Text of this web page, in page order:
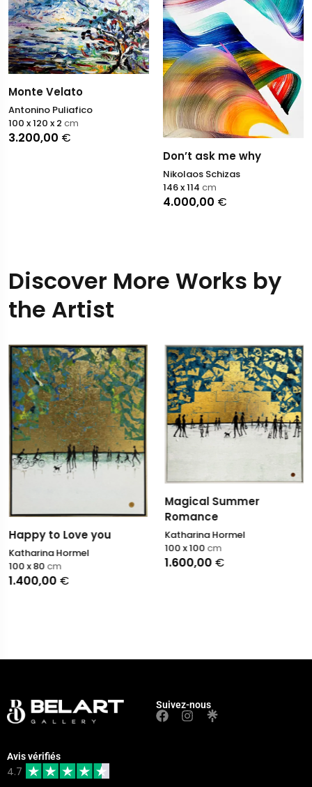
Monte Velato
Antonino Puliafico
3.200,00 €
100 x 120 x 2 cm
Don’t ask me why
Nikolaos Schizas
4.000,00 €
146 x 114 cm
Discover More Works by
the Artist
Happy to Love you
Katharina Hormel
1.400,00 €
100 x 80 cm
Magical Summer
Romance
Katharina Hormel
1.600,00 €
100 x 100 cm
Suivez-nous
Avis vérifiés
4.7